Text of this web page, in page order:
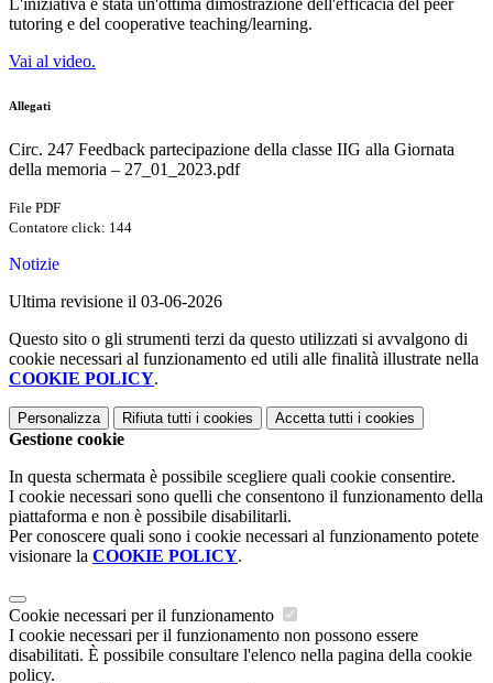
L'iniziativa è stata un'ottima dimostrazione dell'efficacia del peer
tutoring e del cooperative teaching/learning.
Vai al video.
Allegati
Circ. 247 Feedback partecipazione della classe IIG alla Giornata
della memoria – 27_01_2023.pdf
File PDF
Contatore click: 144
Notizie
Ultima revisione il 03-06-2026
Questo sito o gli strumenti terzi da questo utilizzati si avvalgono di
cookie necessari al funzionamento ed utili alle finalità illustrate nella
COOKIE POLICY.
Personalizza Rifiuta tutti i cookies Accetta tutti i cookies
Gestione cookie
In questa schermata è possibile scegliere quali cookie consentire.
I cookie necessari sono quelli che consentono il funzionamento della
piattaforma e non è possibile disabilitarli.
Per conoscere quali sono i cookie necessari al funzionamento potete
visionare la COOKIE POLICY.
Cookie necessari per il funzionamento
I cookie necessari per il funzionamento non possono essere
disabilitati. È possibile consultare l'elenco nella pagina della cookie
policy.